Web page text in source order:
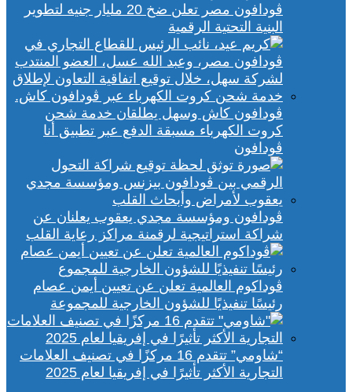
ڤودافون مصر تعلن ضخ 20 مليار جنيه لتطوير
البنية التحتية الرقمية
ڤودافون كاش وسهل يطلقان خدمة شحن
كروت الكهرباء مسبقة الدفع عبر تطبيق أنا
ڤودافون
ڤودافون ومؤسسة مجدي يعقوب يعلنان عن
شراكة استراتيجية لرقمنة مراكز رعاية القلب
ڤوداكوم العالمية تعلن عن تعيين أيمن عصام
رئيسًا تنفيذيًا للشؤون الخارجية للمجموعة
“شاومي” تتقدم 16 مركزًا في تصنيف العلامات
التجارية الأكثر تأثيرًا في إفريقيا لعام 2025